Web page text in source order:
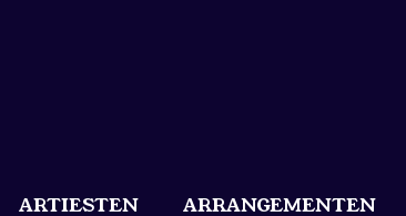
ARTIESTEN ARRANGEMENTEN